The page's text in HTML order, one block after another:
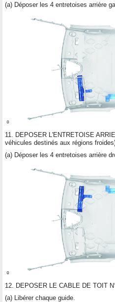
(a) Déposer les 4 entretoises arrière
11. DEPOSER L'ENTRETOISE
véhicules destinés aux régions
(a) Déposer les 4 entretoises arrière
12. DEPOSER LE CABLE DE TOIT
(a) Libérer chaque guide.